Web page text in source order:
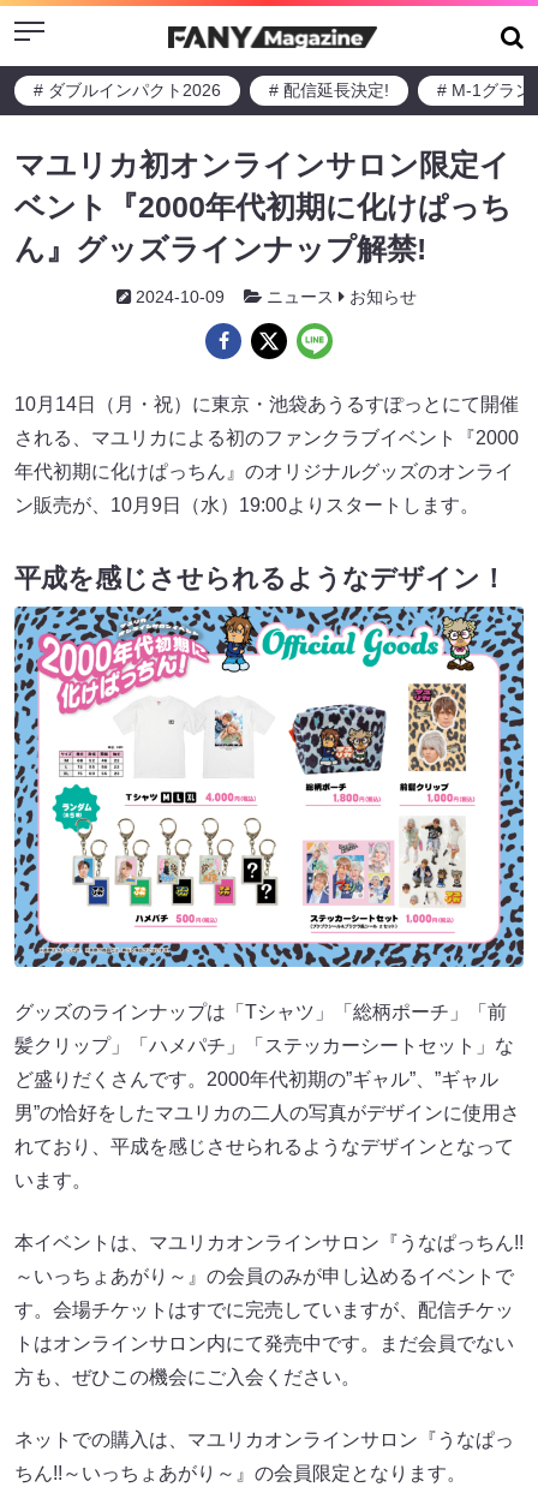
Menu
# ダブルインパクト2026 # 配信延長決定! # M-1グラン
マユリカ初オンラインサロン限定イ
ベント『2000年代初期に化けぱっち
ん』グッズラインナップ解禁!
2024-10-09 ニュース お知らせ
10月14日（月・祝）に東京・池袋あうるすぽっとにて開催
される、マユリカによる初のファンクラブイベント『2000
年代初期に化けぱっちん』のオリジナルグッズのオンライ
ン販売が、10月9日（水）19:00よりスタートします。
平成を感じさせられるようなデザイン！
グッズのラインナップは「Tシャツ」「総柄ポーチ」「前
髪クリップ」「ハメパチ」「ステッカーシートセット」な
ど盛りだくさんです。2000年代初期の”ギャル”、”ギャル
男”の恰好をしたマユリカの二人の写真がデザインに使用さ
れており、平成を感じさせられるようなデザインとなって
います。
本イベントは、マユリカオンラインサロン『うなぱっちん!!
～いっちょあがり～』の会員のみが申し込めるイベントで
す。会場チケットはすでに完売していますが、配信チケッ
トはオンラインサロン内にて発売中です。まだ会員でない
方も、ぜひこの機会にご入会ください。
ネットでの購入は、マユリカオンラインサロン『うなぱっ
ちん!!～いっちょあがり～』の会員限定となります。